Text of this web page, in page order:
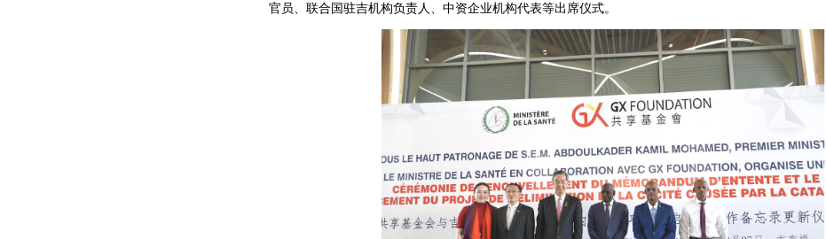
官员、联合国驻吉机构负责人、中资企业机构代表等出席仪式。